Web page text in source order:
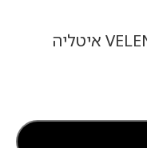
צמיד זהב 14K כדורי זהב VELENTIA איטליה